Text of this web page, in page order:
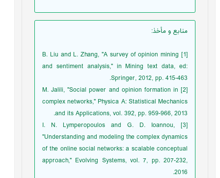
منابع و مأخذ:
[1] B. Liu and L. Zhang, "A survey of opinion mining
and sentiment analysis," in Mining text data, ed:
Springer, 2012, pp. 415-463.
[2] M. Jalili, "Social power and opinion formation in
complex networks," Physica A: Statistical Mechanics
and its Applications, vol. 392, pp. 959-966, 2013.
[3] I. N. Lymperopoulos and G. D. Ioannou,
"Understanding and modeling the complex dynamics
of the online social networks: a scalable conceptual
approach," Evolving Systems, vol. 7, pp. 207-232,
2016.